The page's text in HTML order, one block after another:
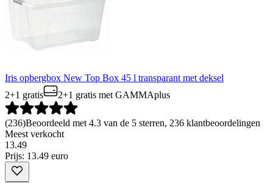
Iris opbergbox New Top Box 45 l transparant met deksel
2+1 gratis
2+1 gratis met GAMMAplus
(236)Beoordeeld met 4.3 van de 5 sterren, 236 klantbeoordelingen
Meest verkocht
13.49
Prijs: 13.49 euro